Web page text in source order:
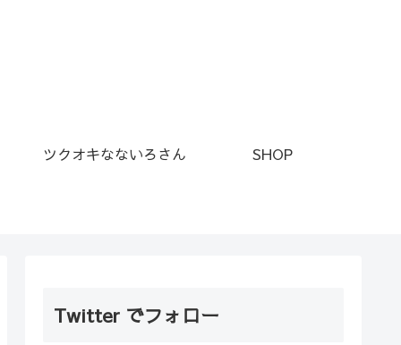
ツクオキなないろさん SHOP
Twitter でフォロー